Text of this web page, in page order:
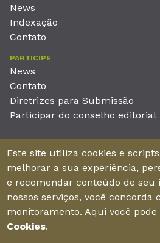
News
Indexação
Contato
PARTICIPE
News
Contato
Diretrizes para Submissão
Participar do conselho editorial
Unieducar Inteligência Educacional
CNPJ: 05.569.970/0001-26
Av. Desembargador Moreira, No.
Aldeota
Fortaleza – Ceará - Brasil - CEP
Este site utiliza cookies e
melhorar a sua experiência,
e recomendar conteúdo de seu
nossos serviços, você concorda
monitoramento. Aqui você pode
Cookies.